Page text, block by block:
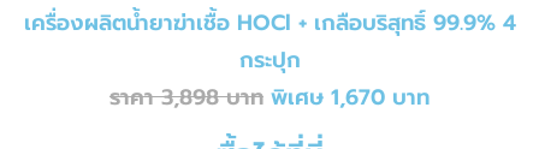
เครื่องผลิตน้ำยาฆ่าเชื้อ HOCl + เกลือบริสุทธิ์ 99.9% 4
กระปุก
ราคา 3,898 บาท พิเศษ 1,670 บาท